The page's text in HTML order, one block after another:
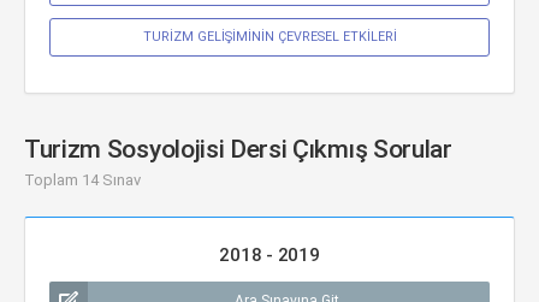
TURİZM GELİŞİMİNİN ÇEVRESEL ETKİLERİ
Turizm Sosyolojisi Dersi Çıkmış Sorular
Toplam 14 Sınav
2018 - 2019